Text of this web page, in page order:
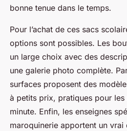
bonne tenue dans le temps.
Pour l’achat de ces sacs
options sont possibles. Les
un large choix avec des
une galerie photo complète.
surfaces proposent des
à petits prix, pratiques pour les
minute. Enfin, les enseignes
maroquinerie apportent un vrai